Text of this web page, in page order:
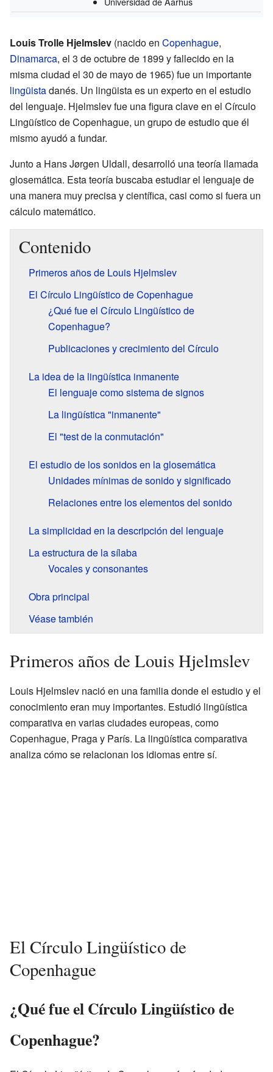
Louis Trolle Hjelmslev (nacido en Copenhague,
Dinamarca, el 3 de octubre de 1899 y fallecido en la
misma ciudad el 30 de mayo de 1965) fue un importante
lingüistadanés. Un lingüista es un experto en el estudio
del lenguaje. Hjelmslev fue una figura clave en el Círculo
Lingüístico de Copenhague, un grupo de estudio que él
mismo ayudó a fundar.
Junto a Hans Jørgen Uldall, desarrolló una teoría llamada
glosemática. Esta teoría buscaba estudiar el lenguaje de
una manera muy precisa y científica, casi como si fuera un
cálculo matemático.
Contenido
Primeros años de Louis Hjelmslev
El Círculo Lingüístico de Copenhague
¿Qué fue el Círculo Lingüístico de
Copenhague?
Publicaciones y crecimiento del Círculo
La idea de la lingüística inmanente
El lenguaje como sistema de signos
La lingüística "inmanente"
El "test de la conmutación"
El estudio de los sonidos en la glosemática
Unidades mínimas de sonido y significado
Relaciones entre los elementos del sonido
La simplicidad en la descripción del lenguaje
La estructura de la sílaba
Vocales y consonantes
Obra principal
Véase también
Primeros años de Louis Hjelmslev
Louis Hjelmslev nació en una familia donde el estudio y el
conocimiento eran muy importantes. Estudió lingüística
comparativa en varias ciudades europeas, como
Copenhague, Praga y París. La lingüística comparativa
analiza cómo se relacionan los idiomas entre sí.
El Círculo Lingüístico de
Copenhague
¿Qué fue el Círculo Lingüístico de
Copenhague?